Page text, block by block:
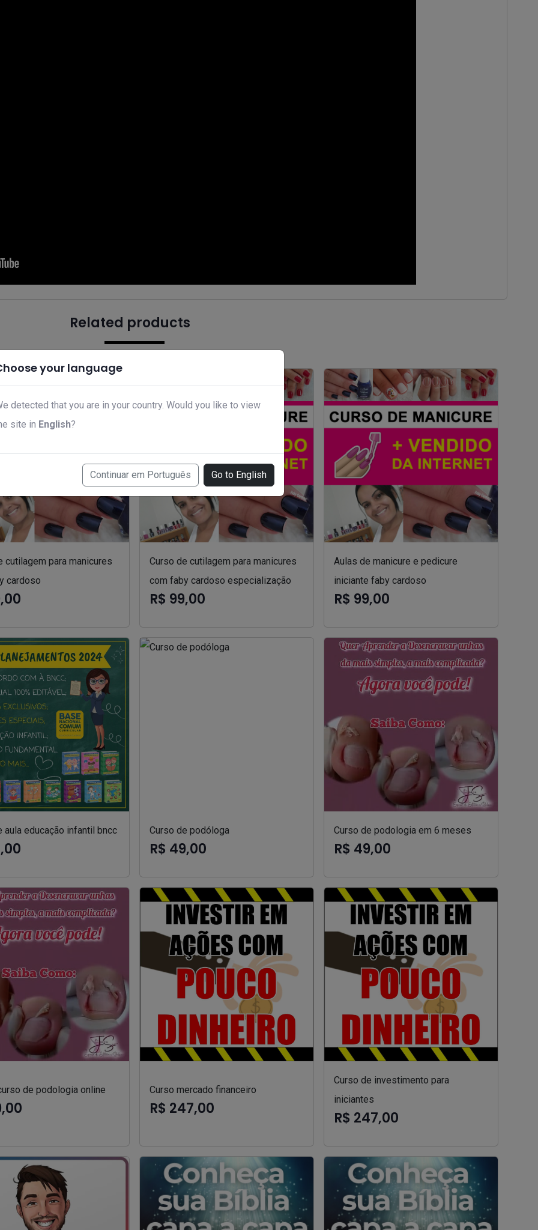
your language
detected that you are in your country. Would you like to view
site in English?
Continuar em Português Go to English
Related products
cutilagem para manicures
cardoso
Curso de cutilagem para manicures
com faby cardoso especialização
R$ 99,00
Aulas de manicure e pedicure
iniciante faby cardoso
R$ 99,00
aula educação infantil bncc Curso de podóloga
R$ 49,00
Curso de podologia em 6 meses
R$ 49,00
de podologia online Curso mercado financeiro
R$ 247,00
Curso de investimento para
iniciantes
R$ 247,00